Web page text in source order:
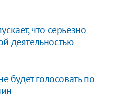
что серьезно
деятельностью
будет голосовать по